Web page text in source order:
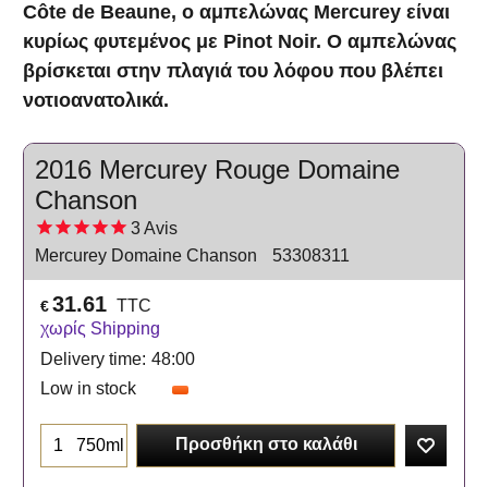
Côte de Beaune, ο αμπελώνας Mercurey είναι
κυρίως φυτεμένος με Pinot Noir. Ο αμπελώνας
βρίσκεται στην πλαγιά του λόφου που βλέπει
νοτιοανατολικά.
2016 Mercurey Rouge Domaine
Chanson
3Avis
Mercurey Domaine Chanson
53308311
€31.61 TTC
χωρίς Shipping
Delivery time: 48:00
Low in stock
750ml Προσθήκη στο καλάθι